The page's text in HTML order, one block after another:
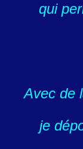
qui
Avec de
je